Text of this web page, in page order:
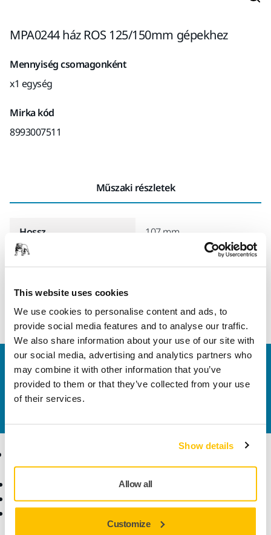
This website uses cookies
We use cookies to personalise content and ads, to
provide social media features and to analyse our traffic.
We also share information about your use of our site with
our social media, advertising and analytics partners who
may combine it with other information that you’ve
provided to them or that they’ve collected from your use
of their services.
Show details
Allow all
Customize
MPA0244 ház ROS 125/150mm gépekhez
Mennyiség csomagonként
x1 egység
Mirka kód
8993007511
Műszaki részletek
Hossz 107 mm
Vegye fel velünk a kapcsolatot
Szeretne többet tudni?Kérjük, vegye fel velünk a
kapcsolatot
Pormentes csiszolás
Iparágak
Alkalmazások